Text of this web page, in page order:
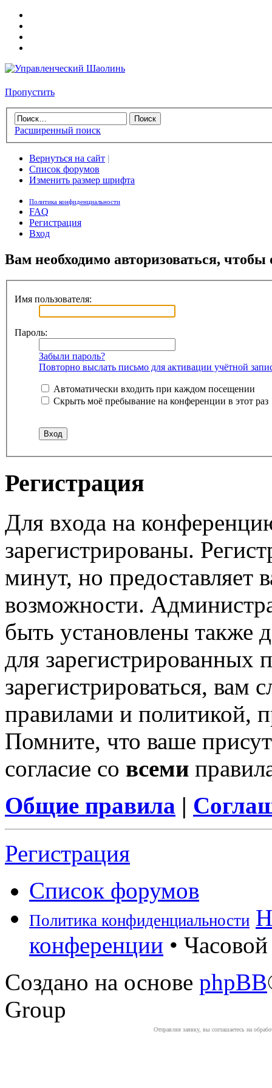
Пропустить
Расширенный поиск
Вернуться на сайт |
Список форумов
Изменить размер шрифта
Политика конфиденциальности
FAQ
Регистрация
Вход
Вам необходимо авторизоваться,
Имя пользователя:
Пароль:
Забыли пароль?
Повторно выслать письмо для активации учётной
Автоматически входить при каждом посещении
Скрыть моё пребывание на конференции в этот раз
Регистрация
Для входа на
зарегистрированы.
минут, но предоставляет
возможности.
быть установлены также
для зарегистрированных
зарегистрироваться, вам
правилами и политикой,
Помните, что ваше
согласие со всеми
Общие правила |
Регистрация
Список форумов
Политика конфиденциальности
конференции •
Создано на основе phpBB
Group
Отправляя заявку, вы соглашаетесь на